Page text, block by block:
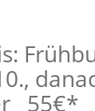
55€*